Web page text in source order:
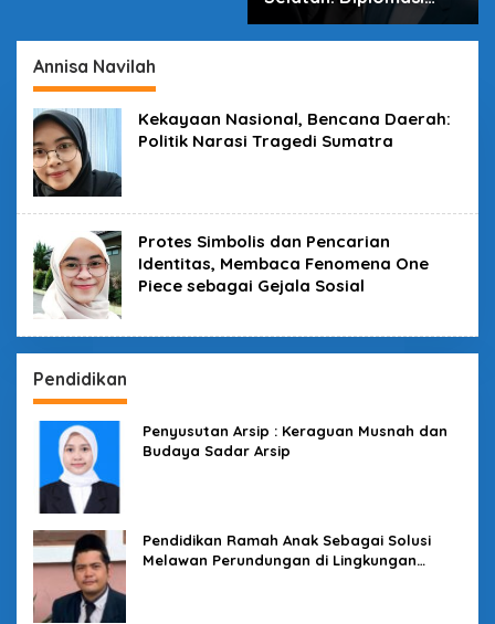
Annisa Navilah
Kekayaan Nasional, Bencana Daerah:
Politik Narasi Tragedi Sumatra
Protes Simbolis dan Pencarian
Identitas, Membaca Fenomena One
Piece sebagai Gejala Sosial
Pendidikan
Penyusutan Arsip : Keraguan Musnah dan
Budaya Sadar Arsip
Pendidikan Ramah Anak Sebagai Solusi
Melawan Perundungan di Lingkungan